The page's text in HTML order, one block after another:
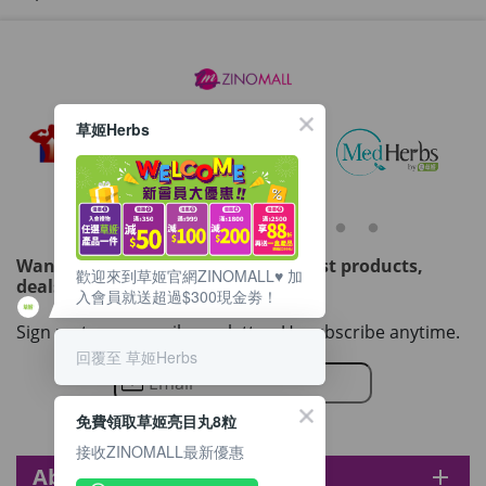
Want to get updated on all our latest products,
deals, events, and promotions?
Sign up to our email newsletter. Unsubscribe anytime.
About zinomall add
草姬Herbs
歡迎來到草姬官網ZINOMALL♥️ 加
入會員就送超過$300現金劵！
回覆至 草姬Herbs
免費領取草姬亮目丸8粒
接收ZINOMALL最新優惠